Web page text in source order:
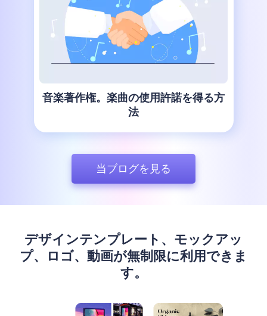
音楽著作権。楽曲の使用許諾を得る方
法
当ブログを見る
デザインテンプレート、モックアッ
プ、ロゴ、動画が無制限に利用できま
す。